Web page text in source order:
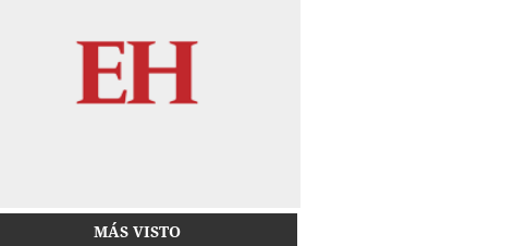
MÁS VISTO